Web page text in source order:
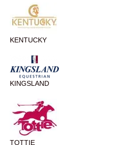
KENTUCKY
KINGSLAND
TOTTIE